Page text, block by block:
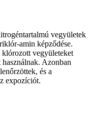
vegyületek
amin képződése.
klórozott vegyületeket
Azonban
és a
expozíciót.